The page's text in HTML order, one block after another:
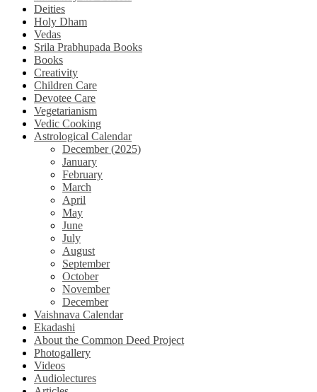
Deities
Holy Dham
Vedas
Srila Prabhupada Books
Books
Creativity
Children Care
Devotee Care
Vegetarianism
Vedic Cooking
Astrological Calendar
December (2025)
January
February
March
April
May
June
July
August
September
October
November
December
Vaishnava Calendar
Ekadashi
About the Common Deed Project
Photogallery
Videos
Audiolectures